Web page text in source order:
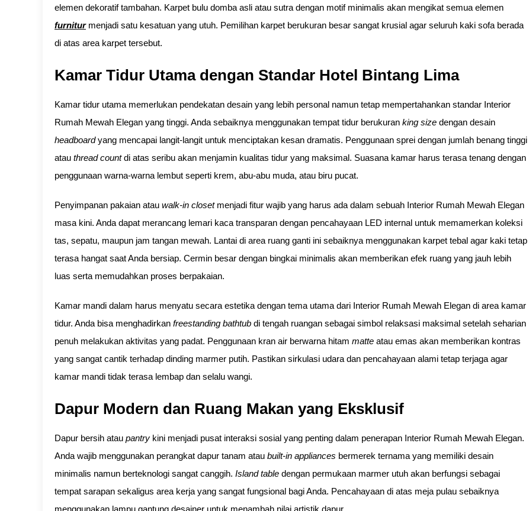
elemen dekoratif tambahan. Karpet bulu domba asli atau sutra dengan motif minimalis akan mengikat semua elemen
furniturmenjadi satu kesatuan yang utuh. Pemilihan karpet berukuran besar sangat krusial agar seluruh kaki sofa berada
di atas area karpet tersebut.
Kamar Tidur Utama dengan Standar Hotel Bintang Lima
Kamar tidur utama memerlukan pendekatan desain yang lebih personal namun tetap mempertahankan standar Interior
Rumah Mewah Elegan yang tinggi. Anda sebaiknya menggunakan tempat tidur berukuran king size dengan desain
headboardyang mencapai langit-langit untuk menciptakan kesan dramatis. Penggunaan sprei dengan jumlah benang tinggi
atau thread countdi atas seribu akan menjamin kualitas tidur yang maksimal. Suasana kamar harus terasa tenang dengan
penggunaan warna-warna lembut seperti krem, abu-abu muda, atau biru pucat.
Penyimpanan pakaian atau walk-in closetmenjadi fitur wajib yang harus ada dalam sebuah Interior Rumah Mewah Elegan
masa kini. Anda dapat merancang lemari kaca transparan dengan pencahayaan LED internal untuk memamerkan koleksi
tas, sepatu, maupun jam tangan mewah. Lantai di area ruang ganti ini sebaiknya menggunakan karpet tebal agar kaki tetap
terasa hangat saat Anda bersiap. Cermin besar dengan bingkai minimalis akan memberikan efek ruang yang jauh lebih
luas serta memudahkan proses berpakaian.
Kamar mandi dalam harus menyatu secara estetika dengan tema utama dari Interior Rumah Mewah Elegan di area kamar
tidur. Anda bisa menghadirkan freestanding bathtub di tengah ruangan sebagai simbol relaksasi maksimal setelah seharian
penuh melakukan aktivitas yang padat. Penggunaan kran air berwarna hitam matte atau emas akan memberikan kontras
yang sangat cantik terhadap dinding marmer putih. Pastikan sirkulasi udara dan pencahayaan alami tetap terjaga agar
kamar mandi tidak terasa lembap dan selalu wangi.
Dapur Modern dan Ruang Makan yang Eksklusif
Dapur bersih atau pantry kini menjadi pusat interaksi sosial yang penting dalam penerapan Interior Rumah Mewah Elegan.
Anda wajib menggunakan perangkat dapur tanam atau built-in appliances bermerek ternama yang memiliki desain
minimalis namun berteknologi sangat canggih. Island table dengan permukaan marmer utuh akan berfungsi sebagai
tempat sarapan sekaligus area kerja yang sangat fungsional bagi Anda. Pencahayaan di atas meja pulau sebaiknya